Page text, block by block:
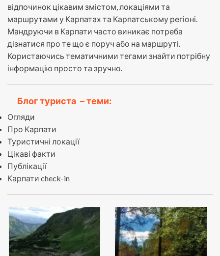
відпочинок цікавим змістом, локаціями та
маршрутами у Карпатах та Карпатському регіоні.
Мандруючи в Карпати часто виникає потреба
дізнатися про те що є поруч або на маршруті.
Користаючись тематичними тегами знайти потрібну
інформацію просто та зручно.
Блог туриста – теми:
Огляди
Про Карпати
Туристичні локації
Цікаві факти
Публікації
Карпати check-in